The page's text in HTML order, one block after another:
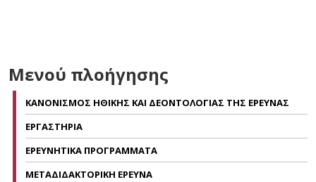
Μενού πλοήγησης
ΚΑΝΟΝΙΣΜΟΣ ΗΘΙΚΗΣ ΚΑΙ ΔΕΟΝΤΟΛΟΓΙΑΣ ΤΗΣ ΕΡΕΥΝΑΣ
ΕΡΓΑΣΤΗΡΙΑ
ΕΡΕΥΝΗΤΙΚΑ ΠΡΟΓΡΑΜΜΑΤΑ
ΜΕΤΑΔΙΔΑΚΤΟΡΙΚΗ ΕΡΕΥΝΑ